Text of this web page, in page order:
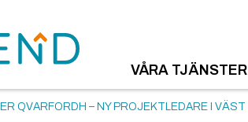
VÅRA TJÄNSTER
QVARFORDH – NY PROJEKTLEDARE I VÄST